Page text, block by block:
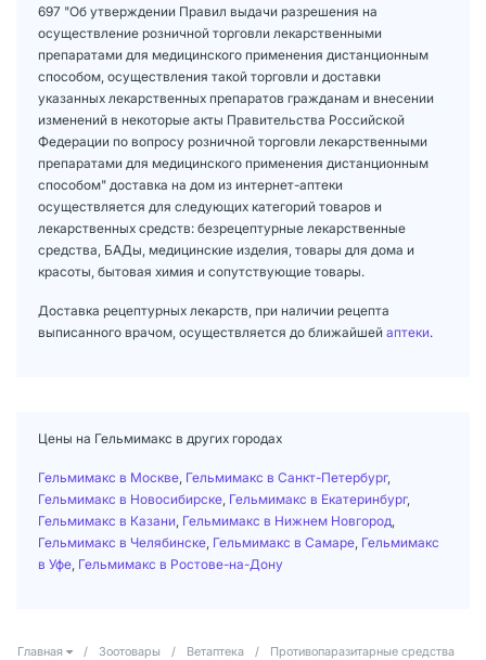
697 "Об утверждении Правил выдачи разрешения на
осуществление розничной торговли лекарственными
препаратами для медицинского применения дистанционным
способом, осуществления такой торговли и доставки
указанных лекарственных препаратов гражданам и внесении
изменений в некоторые акты Правительства Российской
Федерации по вопросу розничной торговли лекарственными
препаратами для медицинского применения дистанционным
способом" доставка на дом из интернет-аптеки
осуществляется для следующих категорий товаров и
лекарственных средств: безрецептурные лекарственные
средства, БАДы, медицинские изделия, товары для дома и
красоты, бытовая химия и сопутствующие товары.
Доставка рецептурных лекарств, при наличии рецепта
выписанного врачом, осуществляется до ближайшей аптеки.
Цены на Гельмимакс в других городах
Гельмимакс в Москве Гельмимакс в Санкт-Петербург,
Гельмимакс в Новосибирске Гельмимакс в Екатеринбург,
Гельмимакс в Казани Гельмимакс в Нижнем Новгород
Гельмимакс в Челябинске Гельмимакс в Самаре Гельмимакс
в Уфе Гельмимакс в Ростове-на-Дону
Главная / Зоотовары / Ветаптека /
Противопаразитарные средства